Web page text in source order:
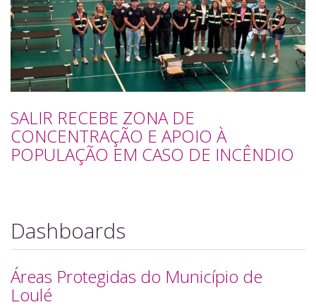
SALIR RECEBE ZONA DE
CONCENTRAÇÃO E APOIO À
POPULAÇÃO EM CASO DE INCÊNDIO
Dashboards
Áreas Protegidas do Município de
Loulé